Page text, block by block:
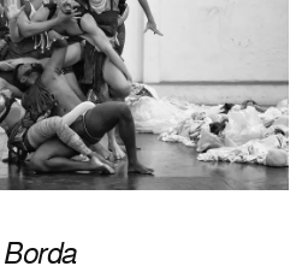
Borda